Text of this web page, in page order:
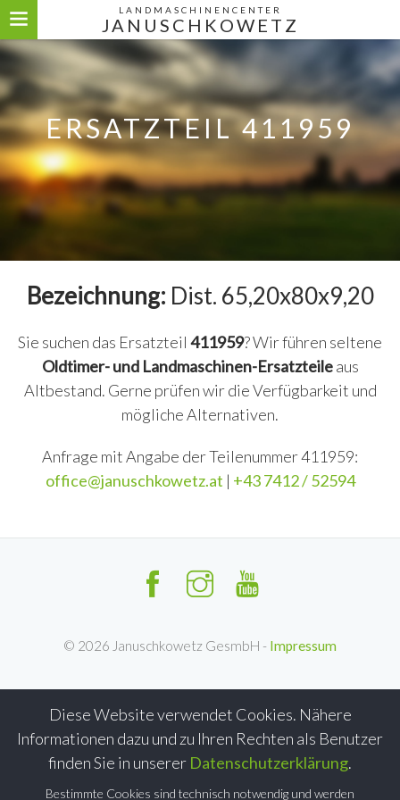
LANDMASCHINENCENTER
JANUSCHKOWETZ
Diese Website verwendet Cookies. Nähere
Informationen dazu und zu Ihren Rechten als Benutzer
finden Sie in unserer Datenschutzerklärung.
Bestimmte Cookies sind technisch notwendig und werden
ERSATZTEIL 411959
Bezeichnung: Dist. 65,20x80x9,20
Sie suchen das Ersatzteil 411959? Wir führen seltene
Oldtimer- und Landmaschinen-Ersatzteileaus
Altbestand. Gerne prüfen wir die Verfügbarkeit und
mögliche Alternativen.
Anfrage mit Angabe der Teilenummer 411959:
office@januschkowetz.at | +43 7412 / 52594
© 2026 Januschkowetz GesmbH - Impressum